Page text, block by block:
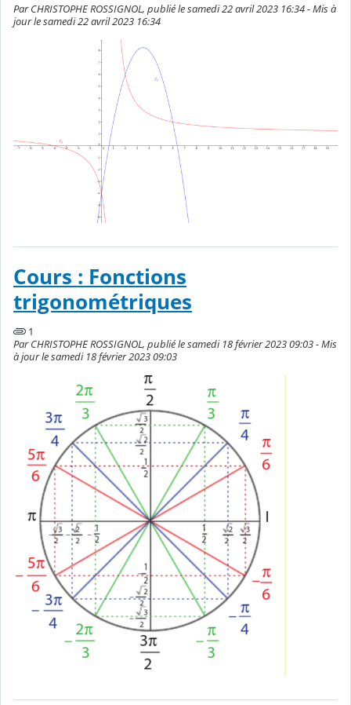
Par CHRISTOPHE ROSSIGNOL, publié le samedi 22 avril 2023 16:34 - Mis à
jour le samedi 22 avril 2023 16:34
Cours : Fonctions
trigonométriques
1
Par CHRISTOPHE ROSSIGNOL, publié le samedi 18 février 2023 09:03 - Mis
à jour le samedi 18 février 2023 09:03